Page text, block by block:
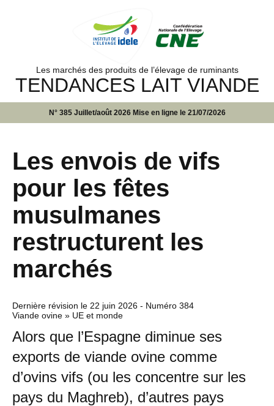
Les marchés des produits de l’élevage de ruminants
TENDANCES LAIT VIANDE
N° 385 Juillet/août 2026 Mise en ligne le 21/07/2026
Les envois de vifs
pour les fêtes
musulmanes
restructurent les
marchés
Dernière révision le 22 juin 2026 - Numéro 384
Viande ovine » UE et monde
Alors que l’Espagne diminue ses
exports de viande ovine comme
d’ovins vifs (ou les concentre sur les
pays du Maghreb), d’autres pays